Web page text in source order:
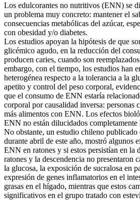
Los edulcorantes no nutritivos (ENN) se
un problema muy concreto: mantener el
consecuencias metabólicas del azúcar,
con obesidad y/o diabetes.
Los estudios apoyan la hipótesis de que
glicémico agudo, en la reducción del
producen caries, cuando son
embargo, con el tiempo, los estudios han
heterogénea respecto a la tolerancia a la
apetito y control del peso corporal,
que el consumo de ENN estaría
corporal por causalidad inversa: personas
más alimentos con ENN. Los efectos
ENN no están dilucidados completamente
No obstante, un estudio chileno
durante abril de este año, mostró algunos
ENN en ratones y si estos persistían en la
ratones y la descendencia no presentaron
la glucosa, la exposición de sucralosa en
expresión de genes inflamatorios en el
grasas en el hígado, mientras que estos
significativos en el grupo tratado con